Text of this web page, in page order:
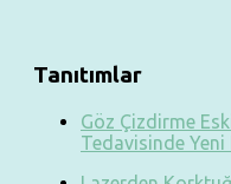
Tanıtımlar
Göz Çizdirme
Tedavisinde